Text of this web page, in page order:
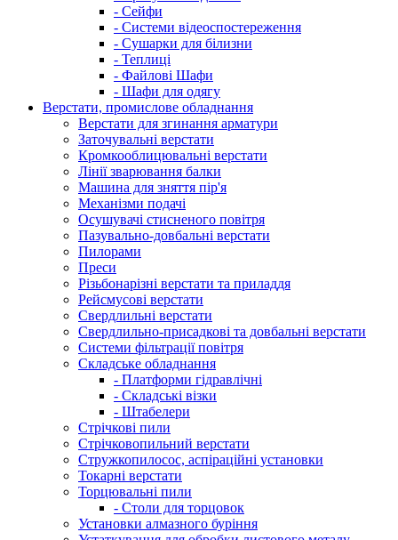
- Сейфи
- Системи відеоспостереження
- Сушарки для білизни
- Теплиці
- Файлові Шафи
- Шафи для одягу
Верстати, промислове обладнання
Верстати для згинання арматури
Заточувальні верстати
Кромкооблицювальні верстати
Лінії зварювання балки
Машина для зняття пір'я
Механізми подачі
Осушувачі стисненого повітря
Пазувально-довбальні верстати
Пилорами
Преси
Різьбонарізні верстати та приладдя
Рейсмусові верстати
Свердлильні верстати
Свердлильно-присадкові та довбальні верстати
Системи фільтрації повітря
Складське обладнання
- Платформи гідравлічні
- Складські візки
- Штабелери
Стрічкові пили
Стрічковопильний верстати
Стружкопилосос, аспіраційні установки
Токарні верстати
Торцювальні пили
- Столи для торцовок
Установки алмазного буріння